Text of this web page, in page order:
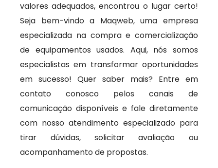
valores adequados, encontrou o lugar certo!
Seja bem-vindo a Maqweb, uma empresa
especializada na compra e comercialização
de equipamentos usados. Aqui, nós somos
especialistas em transformar oportunidades
em sucesso! Quer saber mais? Entre em
contato conosco pelos canais de
comunicação disponíveis e fale diretamente
com nosso atendimento especializado para
tirar dúvidas, solicitar avaliação ou
acompanhamento de propostas.